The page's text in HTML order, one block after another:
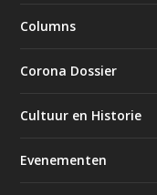
Columns
Corona Dossier
Cultuur en Historie
Evenementen